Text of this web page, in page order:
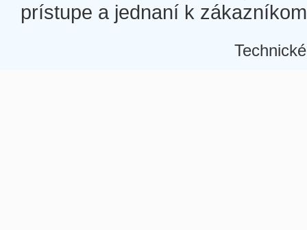
prístupe a jednaní k